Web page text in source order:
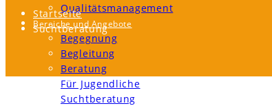
Qualitätsmanagement
Bereiche und Angebote
Begegnung
Begleitung
Beratung
Für Jugendliche
Suchtberatung
Startseite
Suchtberatung